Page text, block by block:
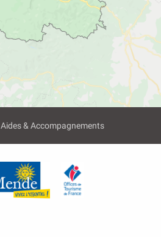
Aides & Accompagnements